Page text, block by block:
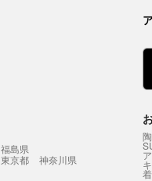
福島県
東京都
神奈川県